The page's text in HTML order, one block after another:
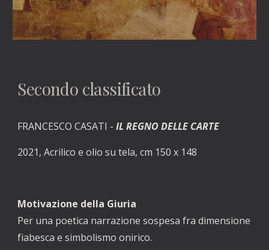
Secondo classificato
FRANCESCO CASATI - IL REGNO DELLE CARTE
2021, Acrilico e olio su tela, cm 150 x 148
Motivazione della Giuria
Per una poetica narrazione sospesa fra dimensione
fiabesca e simbolismo onirico.